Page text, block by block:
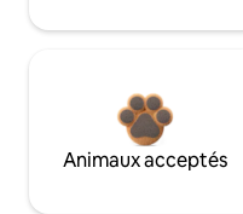
Animaux acceptés